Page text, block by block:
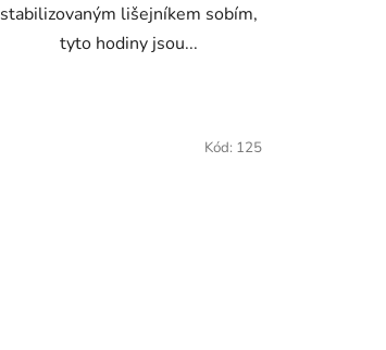
stabilizovaným lišejníkem sobím,
tyto hodiny jsou...
Kód: 125